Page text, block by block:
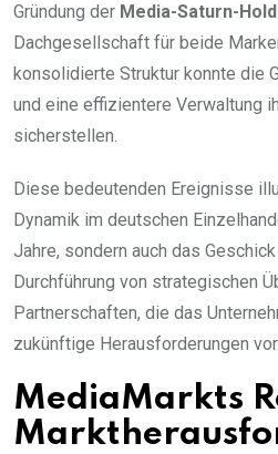
Gründung der Media-Saturn-
Dachgesellschaft für beide
konsolidierte Struktur konnte die
und eine effizientere Verwaltung
sicherstellen.
Diese bedeutenden Ereignisse
Dynamik im deutschen
Jahre, sondern auch das
Durchführung von strategischen
Partnerschaften, die das
zukünftige Herausforderungen
MediaMarkts